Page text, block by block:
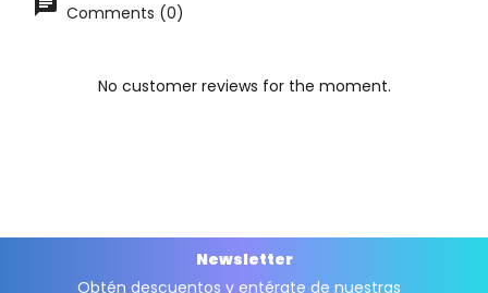
Comments (0)
No customer reviews for the moment.
Newsletter
Obtén descuentos y entérate de nuestras